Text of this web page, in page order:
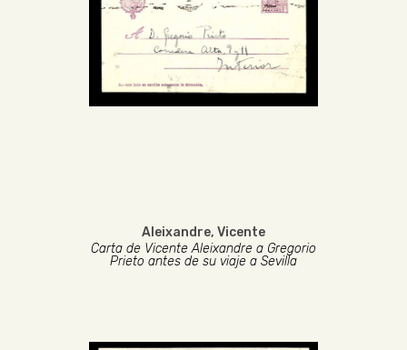
Aleixandre, Vicente
Carta de Vicente Aleixandre a Gregorio
Prieto antes de su viaje a Sevilla